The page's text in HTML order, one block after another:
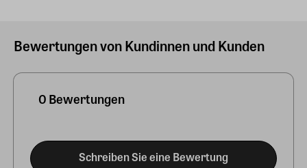
Bewertungen von Kundinnen und Kunden
0 Bewertungen
Schreiben Sie eine Bewertung